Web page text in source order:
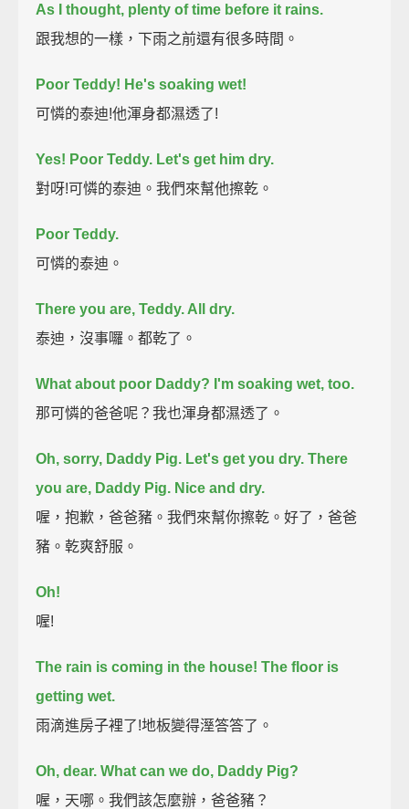
As I thought, plenty of time before it rains.
跟我想的一樣，下雨之前還有很多時間。
Poor Teddy! He's soaking wet!
可憐的泰迪!他渾身都濕透了!
Yes! Poor Teddy. Let's get him dry.
對呀!可憐的泰迪。我們來幫他擦乾。
Poor Teddy.
可憐的泰迪。
There you are, Teddy. All dry.
泰迪，沒事囉。都乾了。
What about poor Daddy? I'm soaking wet, too.
那可憐的爸爸呢？我也渾身都濕透了。
Oh, sorry, Daddy Pig. Let's get you dry. There
you are, Daddy Pig. Nice and dry.
喔，抱歉，爸爸豬。我們來幫你擦乾。好了，爸爸
豬。乾爽舒服。
Oh!
喔!
The rain is coming in the house! The floor is
getting wet.
雨滴進房子裡了!地板變得溼答答了。
Oh, dear. What can we do, Daddy Pig?
喔，天哪。我們該怎麼辦，爸爸豬？